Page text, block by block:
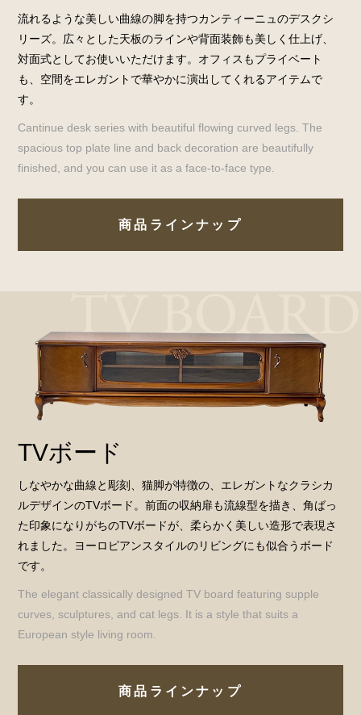
流れるような美しい曲線の脚を持つカンティーニュのデスクシ
リーズ。広々とした天板のラインや背面装飾も美しく仕上げ、
対面式としてお使いいただけます。オフィスもプライベート
も、空間をエレガントで華やかに演出してくれるアイテムで
す。
Cantinue desk series with beautiful flowing curved legs. The
spacious top plate line and back decoration are beautifully
finished, and you can use it as a face-to-face type.
商品ラインナップ
TVボード
しなやかな曲線と彫刻、猫脚が特徴の、エレガントなクラシカ
ルデザインのTVボード。前面の収納扉も流線型を描き、角ばっ
た印象になりがちのTVボードが、柔らかく美しい造形で表現さ
れました。ヨーロピアンスタイルのリビングにも似合うボード
です。
The elegant classically designed TV board featuring supple
curves, sculptures, and cat legs. It is a style that suits a
European style living room.
商品ラインナップ
TV BOARD